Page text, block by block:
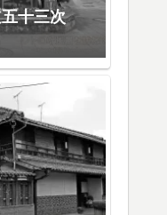
十三次